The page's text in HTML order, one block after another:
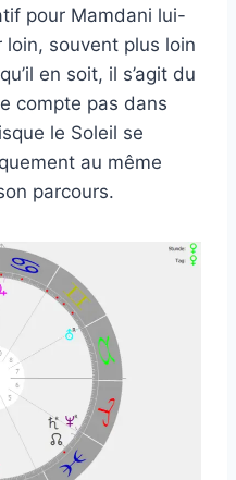
pour Mamdani lui-
loin, souvent plus loin
en soit, il s’agit du
compte pas dans
le Soleil se
au même
parcours.